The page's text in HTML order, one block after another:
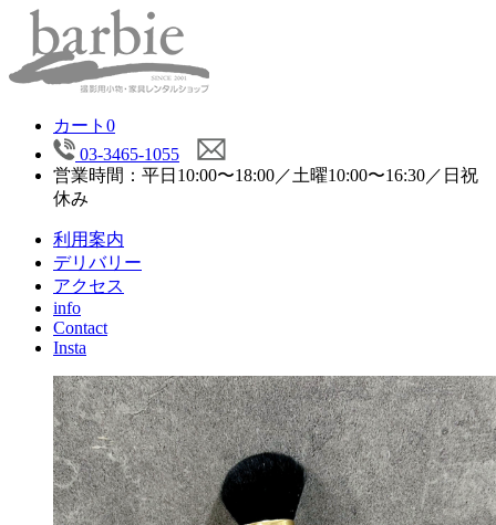
カート 0
03-3465-1055
営業時間：平日10:00〜18:00／土曜10:00〜16:30／日祝
休み
利用案内
デリバリー
アクセス
info
Contact
Insta